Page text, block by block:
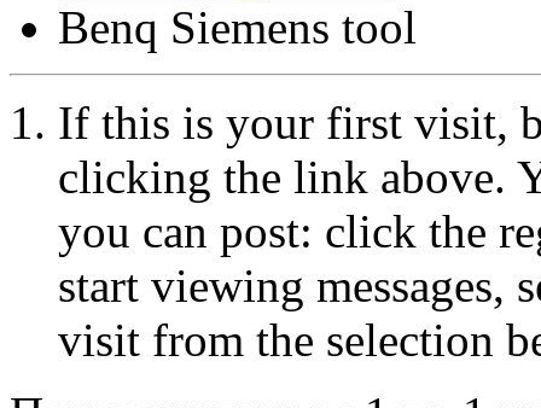
Benq Siemens tool
If this is your first visit,
clicking the link above.
you can post: click the
start viewing messages,
visit from the selection